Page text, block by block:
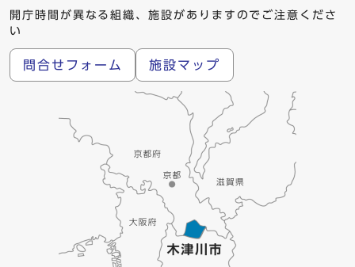
開庁時間が異なる組織、施設がありますのでご注意くださ
い
問合せフォーム 施設マップ